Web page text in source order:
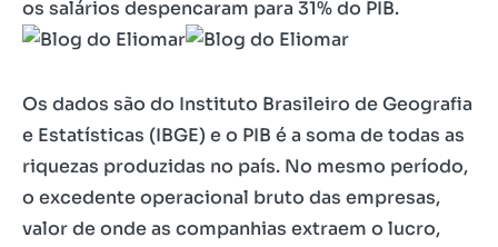
os salários despencaram para 31% do PIB.
Os dados são do Instituto Brasileiro de Geografia
e Estatísticas (IBGE) e o PIB é a soma de todas as
riquezas produzidas no país. No mesmo período,
o excedente operacional bruto das empresas,
valor de onde as companhias extraem o lucro,